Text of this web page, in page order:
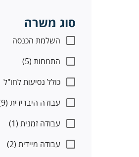
סוג משרה
השלמת הכנסה
התמחות (5)
כולל נסיעות לחו"ל
עבודה היברידית (9)
עבודה זמנית (1)
עבודה מיידית (2)